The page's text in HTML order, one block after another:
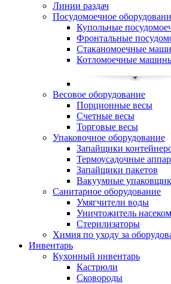
Линии раздач
Посудомоечное
Купольные
Фронтальные
Стаканомоечные
Котломоечные
Весовое оборудование
Порционные весы
Счетные весы
Торговые весы
Упаковочное оборудование
Запайщики
Термоусадочные
Запайщики пакетов
Вакуумные
Санитарное оборудование
Умягчители воды
Уничтожитель
Стерилизаторы
Химия по уходу за
Инвентарь
Кухонный инвентарь
Кастрюли
Сковороды